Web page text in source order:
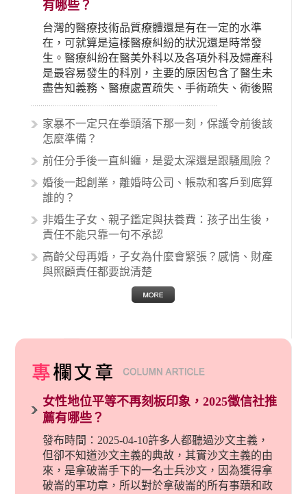
有哪些？
台灣的醫療技術品質療體還是有在一定的水準
在，可就算是這樣醫療糾紛的狀況還是時常發
生。醫療糾紛在醫美外科以及各項外科及婦產科
是最容易發生的科別，主要的原因包含了醫生未
盡告知義務、醫療處置疏失、手術疏失、術後照
顧失當、醫療費用的收取。雖然醫學進步，但醫
生與病患之間引起的糾紛還是經常發生。很多案
例中最後都走向訴訟流程，我們如果不幸遇到相
的內容其實非常多，有些案例…
家暴不一定只在拳頭落下那一刻，保護令前後該
怎麼準備？
前任分手後一直糾纏，是愛太深還是跟騷風險？
婚後一起創業，離婚時公司、帳款和客戶到底算
誰的？
非婚生子女、親子鑑定與扶養費：孩子出生後，
責任不能只靠一句不承認
高齡父母再婚，子女為什麼會緊張？感情、財產
與照顧責任都要說清楚
女性地位平等不再刻板印象，2025徵信社推
薦有哪些？
發布時間：2025-04-10許多人都聽過沙文主義，
但卻不知道沙文主義的典故，其實沙文主義的由
來，是拿破崙手下的一名士兵沙文，因為獲得拿
破崙的軍功章，所以對於拿破崙的所有事蹟和政